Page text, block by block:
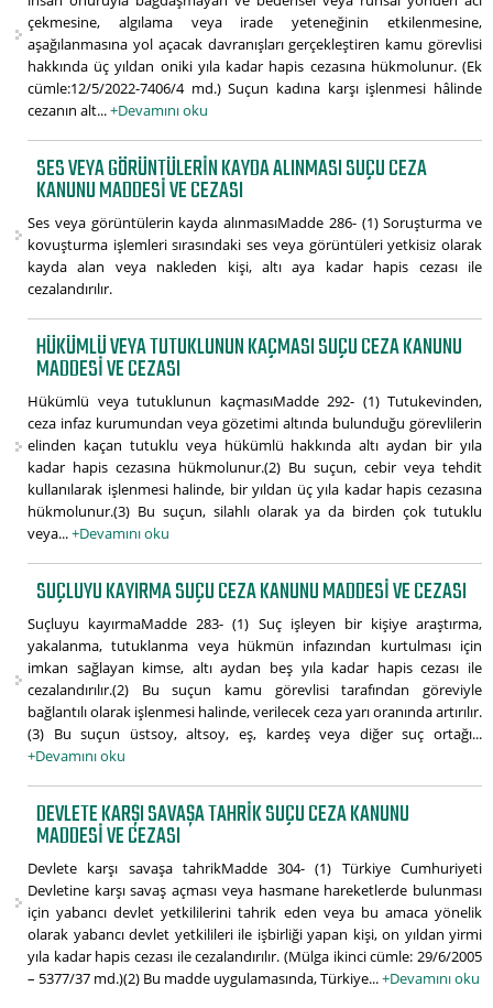
çekmesine, algılama veya irade yeteneğinin etkilenmesine,
aşağılanmasına yol açacak davranışları gerçekleştiren kamu görevlisi
hakkında üç yıldan oniki yıla kadar hapis cezasına hükmolunur. (Ek
cümle:12/5/2022-7406/4 md.) Suçun kadına karşı işlenmesi hâlinde
cezanın alt...+Devamını oku
SES VEYA GÖRÜNTÜLERIN KAYDA ALINMASI SUÇU CEZA
KANUNU MADDESI VE CEZASI
Ses veya görüntülerin kayda alınmasıMadde 286- (1) Soruşturma ve
kovuşturma işlemleri sırasındaki ses veya görüntüleri yetkisiz olarak
kayda alan veya nakleden kişi, altı aya kadar hapis cezası ile
cezalandırılır.
HÜKÜMLÜ VEYA TUTUKLUNUN KAÇMASI SUÇU CEZA KANUNU
MADDESI VE CEZASI
Hükümlü veya tutuklunun kaçmasıMadde 292- (1) Tutukevinden,
ceza infaz kurumundan veya gözetimi altında bulunduğu görevlilerin
elinden kaçan tutuklu veya hükümlü hakkında altı aydan bir yıla
kadar hapis cezasına hükmolunur.(2) Bu suçun, cebir veya tehdit
kullanılarak işlenmesi halinde, bir yıldan üç yıla kadar hapis cezasına
hükmolunur.(3) Bu suçun, silahlı olarak ya da birden çok tutuklu
veya...+Devamını oku
SUÇLUYU KAYIRMA SUÇU CEZA KANUNU MADDESI VE CEZASI
Suçluyu kayırmaMadde 283- (1) Suç işleyen bir kişiye araştırma,
yakalanma, tutuklanma veya hükmün infazından kurtulması için
imkan sağlayan kimse, altı aydan beş yıla kadar hapis cezası ile
cezalandırılır.(2) Bu suçun kamu görevlisi tarafından göreviyle
bağlantılı olarak işlenmesi halinde, verilecek ceza yarı oranında artırılır.
(3) Bu suçun üstsoy, altsoy, eş, kardeş veya diğer suç ortağı...
+Devamını oku
DEVLETE KARŞI SAVAŞA TAHRIK SUÇU CEZA KANUNU
MADDESI VE CEZASI
Devlete karşı savaşa tahrikMadde 304- (1) Türkiye Cumhuriyeti
Devletine karşı savaş açması veya hasmane hareketlerde bulunması
için yabancı devlet yetkililerini tahrik eden veya bu amaca yönelik
olarak yabancı devlet yetkilileri ile işbirliği yapan kişi, on yıldan yirmi
yıla kadar hapis cezası ile cezalandırılır. (Mülga ikinci cümle: 29/6/2005
– 5377/37 md.)(2) Bu madde uygulamasında, Türkiye...+Devamını oku